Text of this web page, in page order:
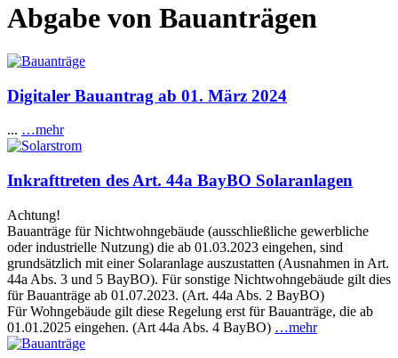
Abgabe von Bauanträgen
Digitaler Bauantrag ab 01. März 2024
... …mehr
Inkrafttreten des Art. 44a BayBO Solaranlagen
Achtung!
Bauanträge für Nichtwohngebäude (ausschließliche gewerbliche
oder industrielle Nutzung) die ab 01.03.2023 eingehen, sind
grundsätzlich mit einer Solaranlage auszustatten (Ausnahmen in Art.
44a Abs. 3 und 5 BayBO). Für sonstige Nichtwohngebäude gilt dies
für Bauanträge ab 01.07.2023. (Art. 44a Abs. 2 BayBO)
Für Wohngebäude gilt diese Regelung erst für Bauanträge, die ab
01.01.2025 eingehen. (Art 44a Abs. 4 BayBO) …mehr